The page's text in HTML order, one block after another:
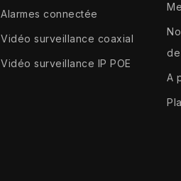
Alarmes connectée
Vidéo surveillance coaxial
Vidéo surveillance IP POE
A